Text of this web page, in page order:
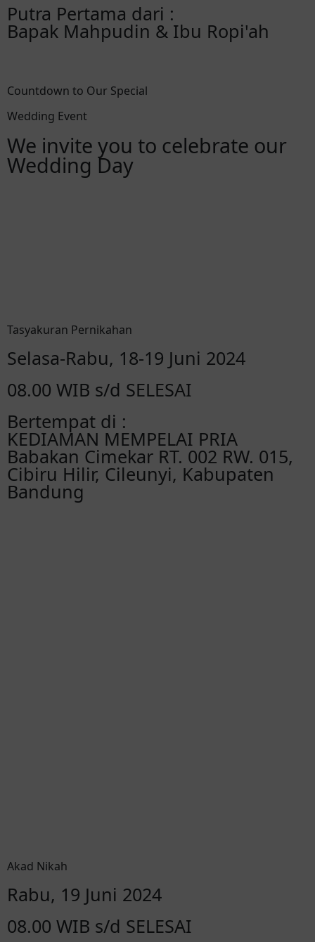
Putra Pertama dari :
Bapak Mahpudin & Ibu Ropi'ah
Countdown to Our Special
Wedding Event
We invite you to celebrate our
Wedding Day
Tasyakuran Pernikahan
Selasa-Rabu, 18-19 Juni 2024
08.00 WIB s/d SELESAI
Bertempat di :
KEDIAMAN MEMPELAI PRIA
Babakan Cimekar RT. 002 RW. 015,
Cibiru Hilir, Cileunyi, Kabupaten
Bandung
Akad Nikah
Rabu, 19 Juni 2024
08.00 WIB s/d SELESAI